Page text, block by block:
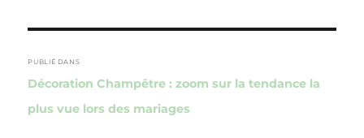
de
l’article
PUBLIÉ DANS
Décoration Champêtre : zoom sur la tendance la
plus vue lors des mariages